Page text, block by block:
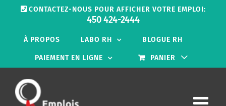
Passer
CONTACTEZ-NOUS POUR AFFICHER VOTRE EMPLOI:
450 424-2444
À PROPOS LABO RH BLOGUE RH
PAIEMENT EN LIGNE PANIER